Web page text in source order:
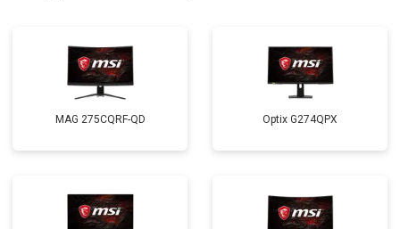
MAG 275CQRF-QD Optix G274QPX